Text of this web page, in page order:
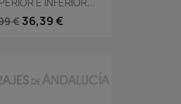
E INFERIOR...
€ 36,39 €